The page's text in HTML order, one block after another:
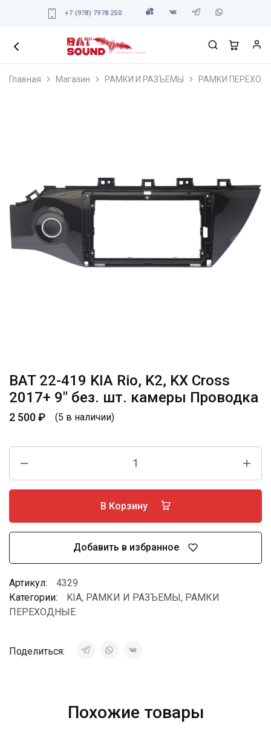
+7 (978) 7978 250
Главная Магазин РАМКИ И РАЗЪЕМЫ РАМКИ
BAT 22-419 KIA Rio, K2, KX Cross
2017+ 9″ без. шт. камеры Проводка
2 500₽ (5 в наличии)
В Корзину
Добавить в избранное
Артикул:
4329
Категории:
KIA, РАМКИ И РАЗЪЕМЫ, РАМКИ
ПЕРЕХОДНЫЕ
Поделиться:
Похожие товары